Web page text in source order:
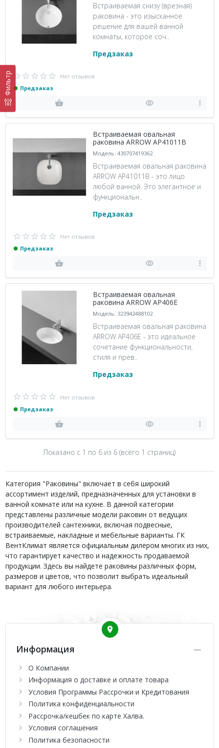
Фильтр
Встраиваемая снизу (врезная)
раковина - это изысканное
решение для вашей ванной
комнаты, которое соч..
Предзаказ
Нет отзывов
Предзаказ
Встраиваемая овальная
раковина ARROW AP41011B
Модель: 430707419362
Встраиваемая овальная раковина
ARROW AP41011B - это лицо
любой ванной. Это элегантное и
функциональн..
Предзаказ
Нет отзывов
Предзаказ
Встраиваемая овальная
раковина ARROW AP406E
Модель: 323942488102
Встраиваемая овальная раковина
ARROW AP406E - это идеальное
сочетание функциональности,
стиля и прев..
Предзаказ
Нет отзывов
Предзаказ
Показано с 1 по 6 из 6 (всего 1 страниц)
Категория "Раковины" включает в себя широкий
ассортимент изделий, предназначенных для установки в
ванной комнате или на кухне. В данной категории
представлены различные модели раковин от ведущих
производителей сантехники, включая подвесные,
встраиваемые, накладные и мебельные варианты. ГК
ВентКлимат является официальным дилером многих из них,
что гарантирует качество и надежность продаваемой
продукции. Здесь вы найдете раковины различных форм,
размеров и цветов, что позволит выбрать идеальный
вариант для любого интерьера.
Информация
О Компании
Информация о доставке и оплате товара
Условия Программы Рассрочки и Кредитования
Политика конфиденциальности
Рассрочка/кешбек по карте Халва.
Условия соглашения
Политика безопасности